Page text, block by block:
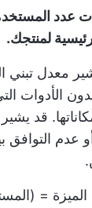
عدد
لمنتجك.
معدل تبني
الأدوات
قد يشير
عدم
=